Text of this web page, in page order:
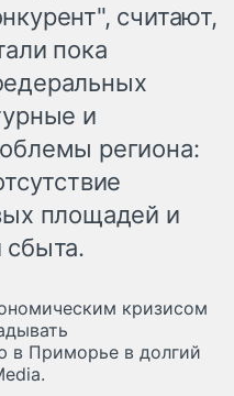
считают,
пока
и
региона:
площадей и
кризисом
в Приморье в долгий